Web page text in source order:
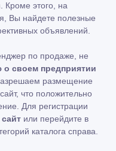
Кроме этого, на
Вы найдете полезные
объявлений.
по продаже, не
своем предприятии
размещение
что положительно
Для регистрации
или перейдите в
каталога справа.